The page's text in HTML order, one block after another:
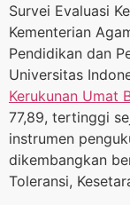
Survei Evaluasi
Kementerian
Pendidikan dan
Universitas
Kerukunan Umat
77,89, tertinggi
instrumen
dikembangkan
Toleransi,